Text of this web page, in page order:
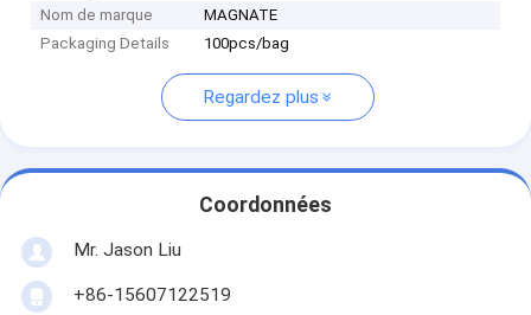
Nom de marque
MAGNATE
Packaging Details
100pcs/bag
Regardez plus
Coordonnées
Mr. Jason Liu
+86-15607122519